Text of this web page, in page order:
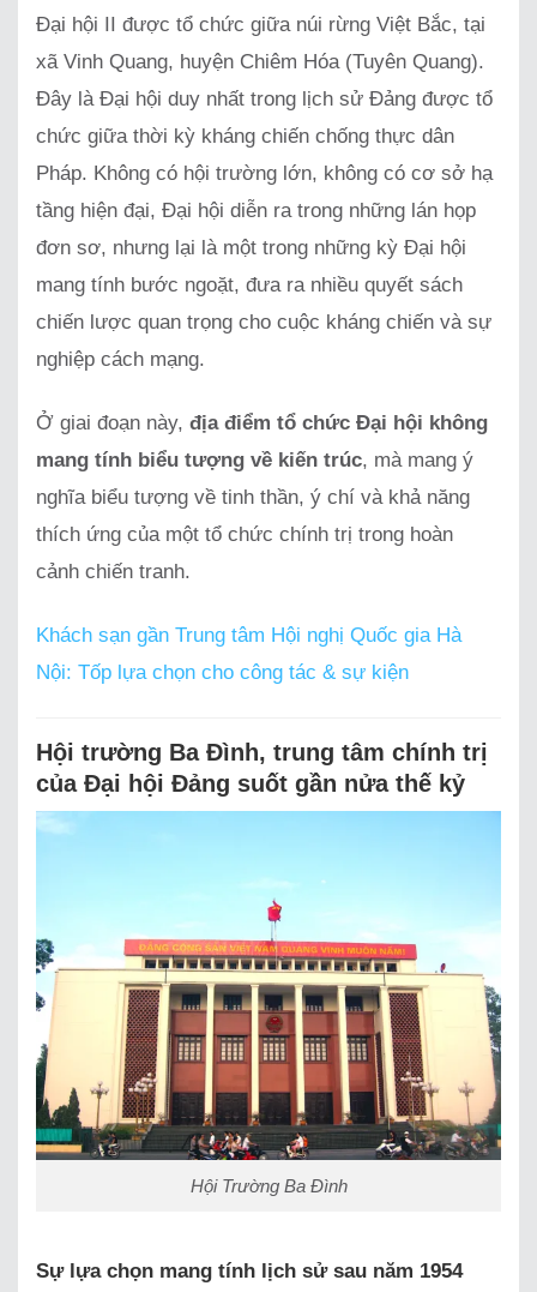
Đại hội II được tổ chức giữa núi rừng Việt Bắc, tại
xã Vinh Quang, huyện Chiêm Hóa (Tuyên Quang).
Đây là Đại hội duy nhất trong lịch sử Đảng được tổ
chức giữa thời kỳ kháng chiến chống thực dân
Pháp. Không có hội trường lớn, không có cơ sở hạ
tầng hiện đại, Đại hội diễn ra trong những lán họp
đơn sơ, nhưng lại là một trong những kỳ Đại hội
mang tính bước ngoặt, đưa ra nhiều quyết sách
chiến lược quan trọng cho cuộc kháng chiến và sự
nghiệp cách mạng.
Ở giai đoạn này, địa điểm tổ chức Đại hội không
mang tính biểu tượng về kiến trúc, mà mang ý
nghĩa biểu tượng về tinh thần, ý chí và khả năng
thích ứng của một tổ chức chính trị trong hoàn
cảnh chiến tranh.
Khách sạn gần Trung tâm Hội nghị Quốc gia Hà
Nội: Tốp lựa chọn cho công tác & sự kiện
Hội trường Ba Đình, trung tâm chính trị
của Đại hội Đảng suốt gần nửa thế kỷ
Hội Trường Ba Đình
Sự lựa chọn mang tính lịch sử sau năm 1954